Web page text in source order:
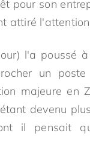
pour son
attiré
l'a poussé
un
majeure
devenu
il pensait